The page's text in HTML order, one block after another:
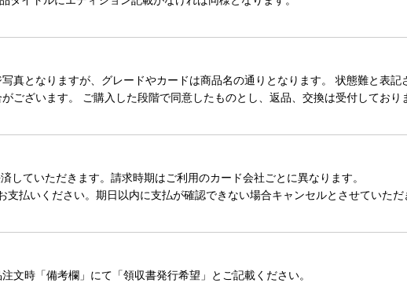
真となりますが、グレードやカードは商品名の通りとなります。 状態難と表
ございます。 ご購入した段階で同意したものとし、返品、交換は受付しており
していただきます。請求時期はご利用のカード会社ごとに異なります。
払いください。期日以内に支払が確認できない場合キャンセルとさせていただ
文時「備考欄」にて「領収書発行希望」とご記載ください。